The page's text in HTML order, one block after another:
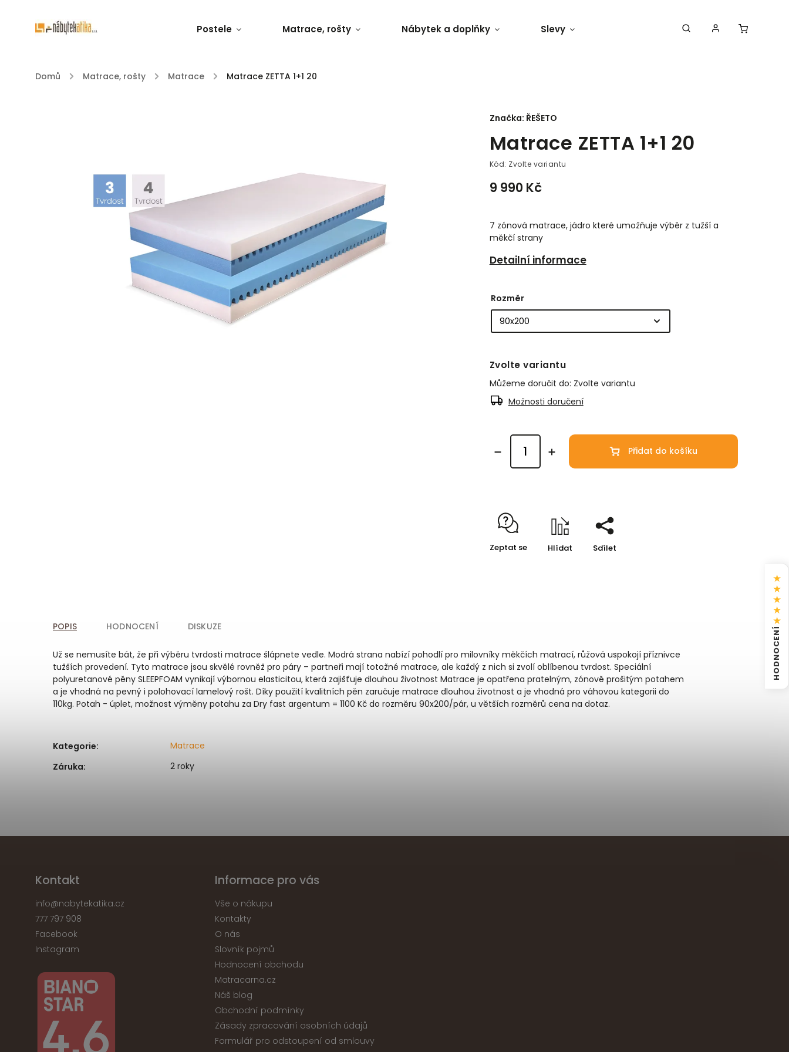
Postele Matrace, rošty Nábytek a doplňky Slevy
Domů / Matrace, rošty / Matrace / Matrace ZETTA 1+1 20
Matrace ZETTA 1+1 20
Kód: Zvolte variantu
9 990 Kč
7 zónová matrace, jádro které umožňuje výběr z tužší a
měkčí strany
Detailní informace
Značka: ŘEŠETO
Rozměr
Zvolte variantu
Můžeme doručit do: Zvolte variantu
Možnosti doručení
Přidat do košíku
Zeptat se Hlídat Sdílet
POPIS HODNOCENÍ DISKUZE
Už se nemusíte bát, že při výběru tvrdosti matrace šlápnete vedle. Modrá strana nabízí pohodlí pro milovníky měkčích matrací, růžová uspokojí příznivce
tužších provedení. Tyto matrace jsou skvělé rovněž pro páry – partneři mají totožné matrace, ale každý z nich si zvolí oblíbenou tvrdost. Speciální
polyuretanové pěny SLEEPFOAM vynikají výbornou elasticitou, která zajišťuje dlouhou životnost Matrace je opatřena pratelným, zónově prošitým potahem
a je vhodná na pevný i polohovací lamelový rošt. Díky použití kvalitních pěn zaručuje matrace dlouhou životnost a je vhodná pro váhovou kategorii do
110kg. Potah - úplet, možnost výměny potahu za Dry fast argentum = 1100 Kč do rozměru 90x200/pár, u větších rozměrů cena na dotaz.
Kategorie:
Matrace
Záruka: 2 roky
Kontakt
info@nabytekatika.cz
777 797 908
Facebook
Instagram
Informace pro vás
Vše o nákupu
Kontakty
O nás
Slovník pojmů
Hodnocení obchodu
Matracarna.cz
Náš blog
Obchodní podmínky
Zásady zpracování osobních údajů
Formulář pro odstoupení od smlouvy
★
★
★
★
★
HODNOCENÍ